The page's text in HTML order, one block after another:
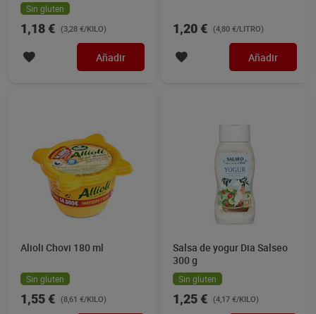
Sin gluten
1,18 € (3,28 €/KILO)
Añadir
1,20 € (4,80 €/LITRO)
Añadir
Alioli Chovi 180 ml
Sin gluten
1,55 € (8,61 €/KILO)
Salsa de yogur Dia Salseo
300 g
Sin gluten
1,25 € (4,17 €/KILO)